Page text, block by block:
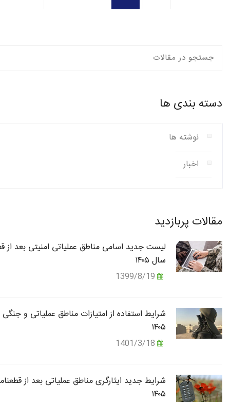
دسته بندی ها
نوشته ها
اخبار
مقالات پربازدید
لیست جدید اسامی مناطق عملیاتی امنیتی بعد از
سال ۱۴۰۵
شرایط استفاده از امتیازات مناطق عملیاتی و
۱۴۰۵
شرایط جدید ایثارگری مناطق عملیاتی بعد از
۱۴۰۵